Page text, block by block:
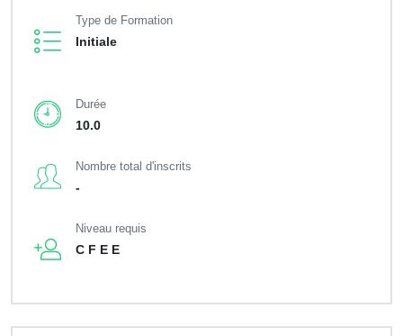
Type de Formation
Initiale
Durée
10.0
Nombre total d'inscrits
-
Niveau requis
C F E E